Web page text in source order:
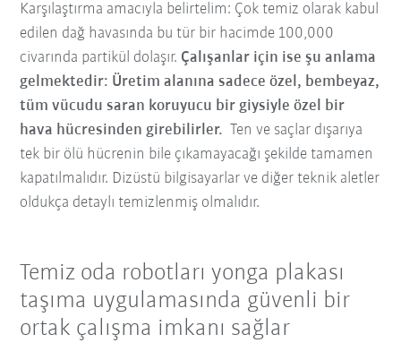
Karşılaştırma amacıyla belirtelim: Çok temiz olarak kabul
edilen dağ havasında bu tür bir hacimde 100,000
civarında partikül dolaşır. Çalışanlar için ise şu anlama
gelmektedir: Üretim alanına sadece özel, bembeyaz,
tüm vücudu saran koruyucu bir giysiyle özel bir
hava hücresinden girebilirler. Ten ve saçlar dışarıya
tek bir ölü hücrenin bile çıkamayacağı şekilde tamamen
kapatılmalıdır. Dizüstü bilgisayarlar ve diğer teknik aletler
oldukça detaylı temizlenmiş olmalıdır.
Temiz oda robotları yonga plakası
taşıma uygulamasında güvenli bir
ortak çalışma imkanı sağlar